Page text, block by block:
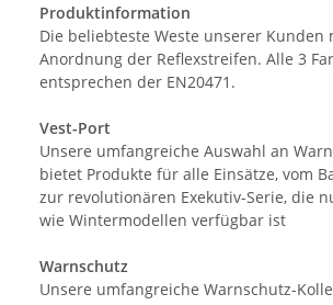
Produktinformation
Die beliebteste Weste unserer Kunden
Anordnung der Reflexstreifen. Alle 3
entsprechen der EN20471.
Vest-Port
Unsere umfangreiche Auswahl an
bietet Produkte für alle Einsätze, vom
zur revolutionären Exekutiv-Serie, die
wie Wintermodellen verfügbar ist
Warnschutz
Unsere umfangreiche Warnschutz-